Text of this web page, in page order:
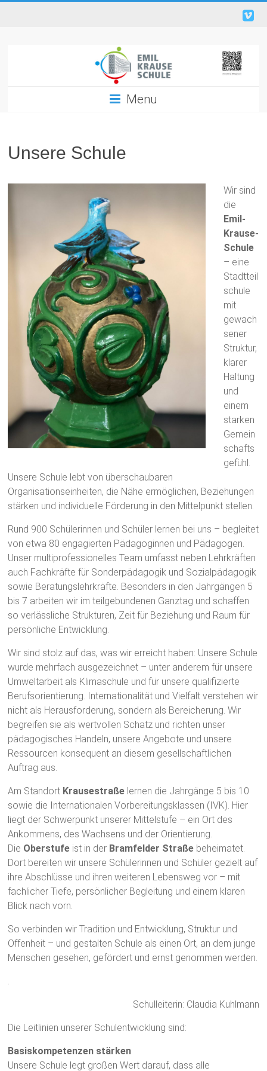
Menu
Unsere Schule
Wir sind
die
Emil-
Krause-
Schule
– eine
Stadtteil
schule
mit
gewach
sener
Struktur,
klarer
Haltung
und
einem
starken
Gemein
schafts
gefühl.
Unsere Schule lebt von überschaubaren
Organisationseinheiten, die Nähe ermöglichen, Beziehungen
stärken und individuelle Förderung in den Mittelpunkt stellen.
Rund 900 Schülerinnen und Schüler lernen bei uns – begleitet
von etwa 80 engagierten Pädagoginnen und Pädagogen.
Unser multiprofessionelles Team umfasst neben Lehrkräften
auch Fachkräfte für Sonderpädagogik und Sozialpädagogik
sowie Beratungslehrkräfte. Besonders in den Jahrgängen 5
bis 7 arbeiten wir im teilgebundenen Ganztag und schaffen
so verlässliche Strukturen, Zeit für Beziehung und Raum für
persönliche Entwicklung.
Wir sind stolz auf das, was wir erreicht haben: Unsere Schule
wurde mehrfach ausgezeichnet – unter anderem für unsere
Umweltarbeit als Klimaschule und für unsere qualifizierte
Berufsorientierung. Internationalität und Vielfalt verstehen wir
nicht als Herausforderung, sondern als Bereicherung. Wir
begreifen sie als wertvollen Schatz und richten unser
pädagogisches Handeln, unsere Angebote und unsere
Ressourcen konsequent an diesem gesellschaftlichen
Auftrag aus.
Am Standort Krausestraße lernen die Jahrgänge 5 bis 10
sowie die Internationalen Vorbereitungsklassen (IVK). Hier
liegt der Schwerpunkt unserer Mittelstufe – ein Ort des
Ankommens, des Wachsens und der Orientierung.
Die Oberstufe ist in der Bramfelder Straße beheimatet.
Dort bereiten wir unsere Schülerinnen und Schüler gezielt auf
ihre Abschlüsse und ihren weiteren Lebensweg vor – mit
fachlicher Tiefe, persönlicher Begleitung und einem klaren
Blick nach vorn.
So verbinden wir Tradition und Entwicklung, Struktur und
Offenheit – und gestalten Schule als einen Ort, an dem junge
Menschen gesehen, gefördert und ernst genommen werden.
.
Schulleiterin: Claudia Kuhlmann
Die Leitlinien unserer Schulentwicklung sind:
Basiskompetenzen stärken
Unsere Schule legt großen Wert darauf, dass alle